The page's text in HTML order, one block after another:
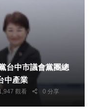
中產業
觀看 0 分享